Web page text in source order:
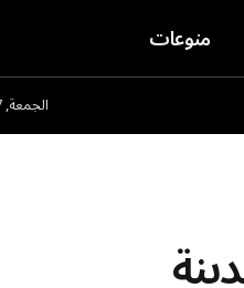
منوعات
الجمعة, 7 أغسطس